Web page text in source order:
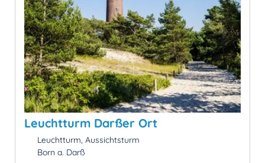
Leuchtturm Darßer Ort
Leuchtturm, Aussichtsturm
Born a. Darß